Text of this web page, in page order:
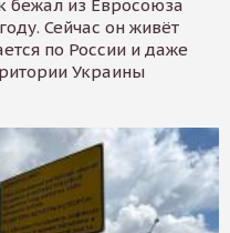
бежал из Евросоюза
Сейчас он живёт
по России и даже
Украины